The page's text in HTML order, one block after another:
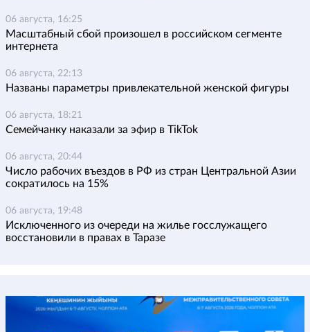
06 августа, 16:25
Масштабный сбой произошел в российском сегменте
интернета
06 августа, 22:13
Названы параметры привлекательной женской фигуры
06 августа, 18:21
Семейчанку наказали за эфир в TikTok
06 августа, 20:44
Число рабочих въездов в РФ из стран Центральной Азии
сократилось на 15%
06 августа, 19:48
Исключенного из очереди на жилье госслужащего
восстановили в правах в Таразе